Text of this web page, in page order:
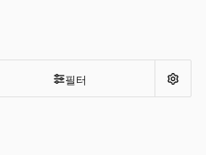
필터